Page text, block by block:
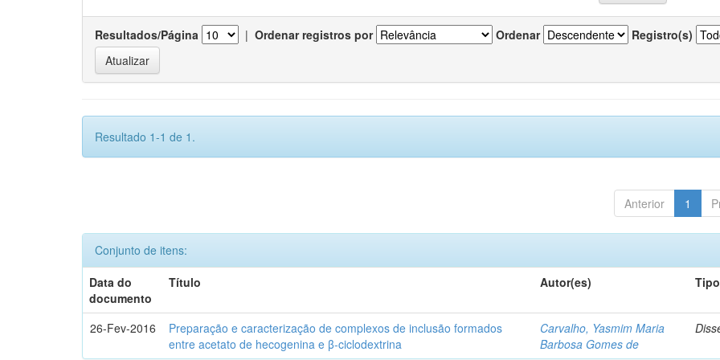
Resultados/Página | Ordenar registros por Ordenar Registro(s)
Resultado 1-1 de 1.
Anterior 1
Conjunto de itens:
Data do
documento
Título Autor(es) Tipo
26-Fev-2016
Preparação e caracterização de complexos de inclusão formados
entre acetato de hecogenina e β-ciclodextrina
Carvalho, Yasmim Maria
Barbosa Gomes de